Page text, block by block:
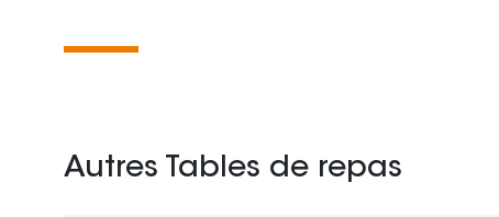
Autres Tables de repas